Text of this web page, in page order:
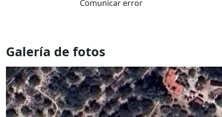
Comunicar error
Galería de fotos